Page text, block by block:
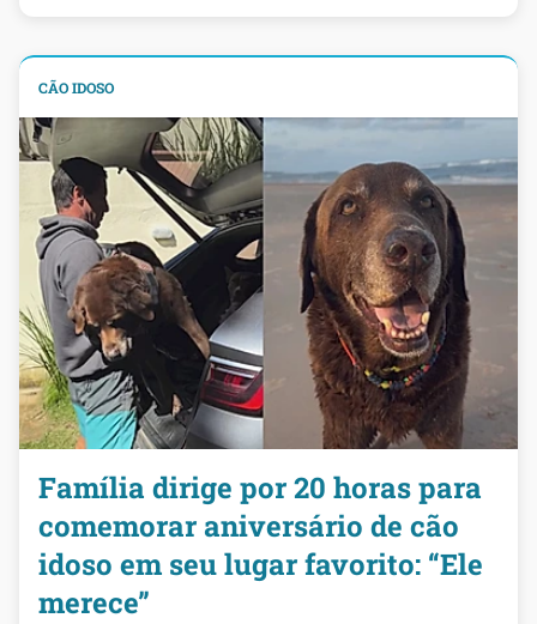
CÃO IDOSO
Família dirige por 20 horas para
comemorar aniversário de cão
idoso em seu lugar favorito: “Ele
merece”